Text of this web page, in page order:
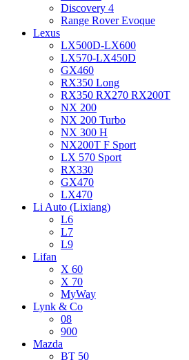
Discovery 4
Range Rover Evoque
Lexus
LX500D-LX600
LX570-LX450D
GX460
RX350 Long
RX350 RX270 RX200T
NX 200
NX 200 Turbo
NX 300 H
NX200T F Sport
LX 570 Sport
RX330
GX470
LX470
Li Auto (Lixiang)
L6
L7
L9
Lifan
X 60
X 70
MyWay
Lynk & Co
08
900
Mazda
BT 50